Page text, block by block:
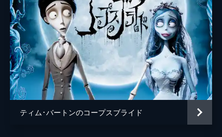
ティム･バートンのコープスブライド